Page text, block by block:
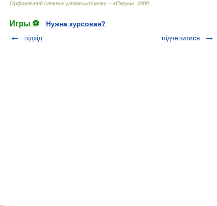
Орфоепічний словник української мови. - «Перун» 2008
Игры ⚽
Нужна курсовая?
підхід
підчепитися